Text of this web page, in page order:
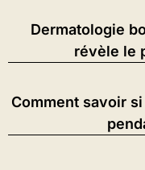
Dermatologie
révèle le
Comment savoir